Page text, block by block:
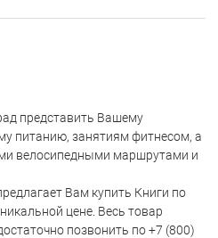
представить Вашему
питанию, занятиям фитнесом, а
велосипедными маршрутами и
Вам купить Книги по
цене. Весь товар
позвонить по +7 (800)